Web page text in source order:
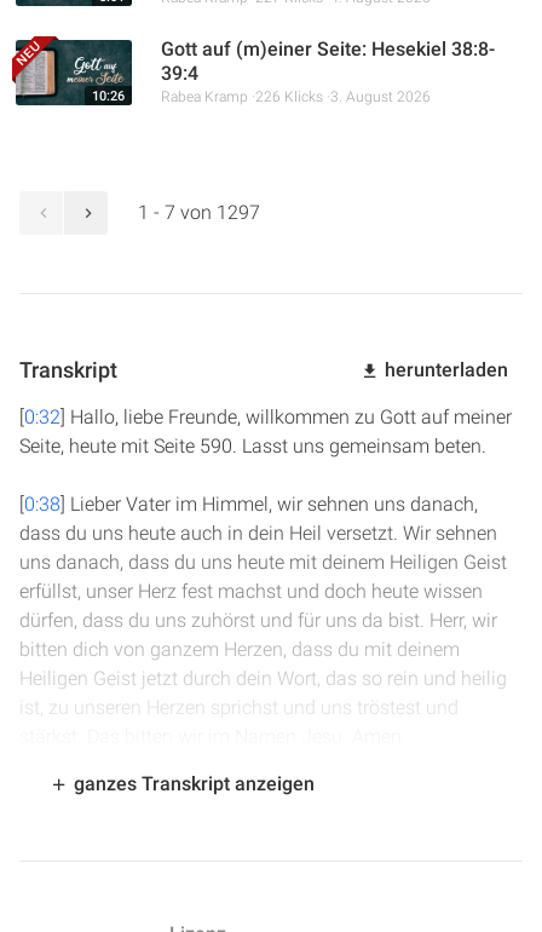
10:26
Gott auf (m)einer Seite: Hesekiel 38:8-
39:4
Rabea Kramp 226 Klicks 3. August 2026
1 - 7 von 1297
Transkript herunterladen
[0:32] Hallo, liebe Freunde, willkommen zu Gott auf meiner
Seite, heute mit Seite 590. Lasst uns gemeinsam beten.
[0:38] Lieber Vater im Himmel, wir sehnen uns danach,
dass du uns heute auch in dein Heil versetzt. Wir sehnen
uns danach, dass du uns heute mit deinem Heiligen Geist
erfüllst, unser Herz fest machst und doch heute wissen
dürfen, dass du uns zuhörst und für uns da bist. Herr, wir
bitten dich von ganzem Herzen, dass du mit deinem
Heiligen Geist jetzt durch dein Wort, das so rein und heilig
ist, zu unseren Herzen sprichst und uns tröstest und
1:15 ] Wir sind in Psalm Kapitel 12. David hat von der
ganzes Transkript anzeigen